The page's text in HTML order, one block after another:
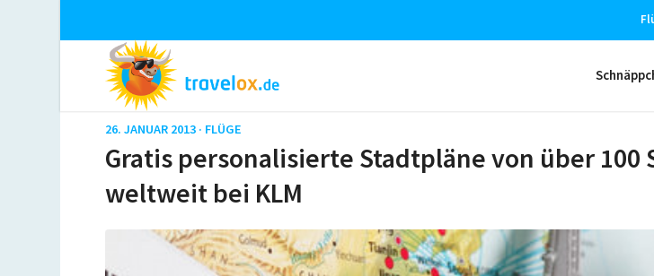
26. JANUAR 2013 · FLÜGE
Gratis personalisierte Stadtpläne von über 100
weltweit bei KLM